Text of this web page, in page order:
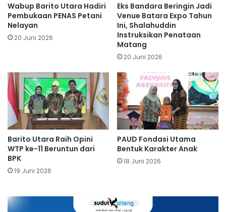
Wabup Barito Utara Hadiri
Pembukaan PENAS Petani
Nelayan
20 Juni 2026
Eks Bandara Beringin Jadi
Venue Batara Expo Tahun
Ini, Shalahuddin
Instruksikan Penataan
Matang
20 Juni 2026
Barito Utara Raih Opini
WTP ke-11 Beruntun dari
BPK
19 Juni 2026
PAUD Fondasi Utama
Bentuk Karakter Anak
18 Juni 2026